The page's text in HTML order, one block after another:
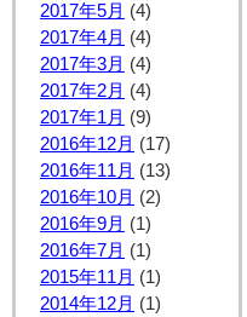
2017年5月 (4)
2017年4月 (4)
2017年3月 (4)
2017年2月 (4)
2017年1月 (9)
2016年12月 (17)
2016年11月 (13)
2016年10月 (2)
2016年9月 (1)
2016年7月 (1)
2015年11月 (1)
2014年12月 (1)